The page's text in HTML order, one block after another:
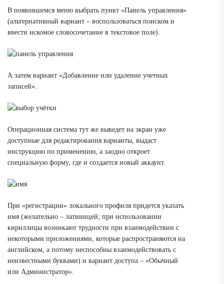
В появившемся меню выбрать пункт «Панель управления»
(альтернативный вариант – воспользоваться поиском и
ввести искомое словосочетание в текстовое поле).
А затем вариант «Добавление или удаление учетных
записей».
Операционная система тут же выведет на экран уже
доступные для редактирования варианты, выдаст
инструкцию по применению, а заодно откроет
специальную форму, где и создается новый аккаунт.
При «регистрации» локального профиля придется указать
имя (желательно – латиницей; при использовании
кириллицы возникают трудности при взаимодействии с
некоторыми приложениями, которые распространяются на
английском, а потому неспособны взаимодействовать с
неизвестными буквами) и вариант доступа – «Обычный
или Администратор».